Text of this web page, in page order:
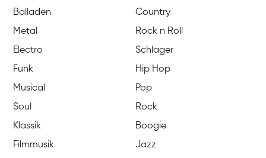
Balladen
Country
Metal
Rock n Roll
Electro
Schlager
Funk
Hip Hop
Musical
Pop
Soul
Rock
Klassik
Boogie
Filmmusik
Jazz